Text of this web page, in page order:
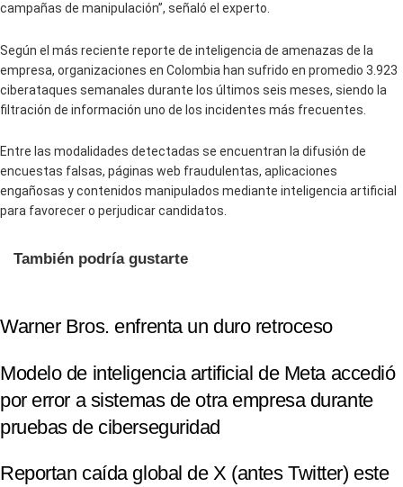
campañas de manipulación”, señaló el experto.
Según el más reciente reporte de inteligencia de amenazas de la
empresa, organizaciones en Colombia han sufrido en promedio 3.923
ciberataques semanales durante los últimos seis meses, siendo la
filtración de información uno de los incidentes más frecuentes.
Entre las modalidades detectadas se encuentran la difusión de
encuestas falsas, páginas web fraudulentas, aplicaciones
engañosas y contenidos manipulados mediante inteligencia artificial
para favorecer o perjudicar candidatos.
También podría gustarte
Warner Bros. enfrenta un duro retroceso
Modelo de inteligencia artificial de Meta accedió
por error a sistemas de otra empresa durante
pruebas de ciberseguridad
Reportan caída global de X (antes Twitter) este